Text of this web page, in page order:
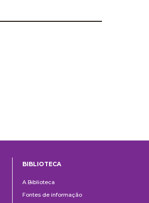
BIBLIOTECA
A Biblioteca
Fontes de informação